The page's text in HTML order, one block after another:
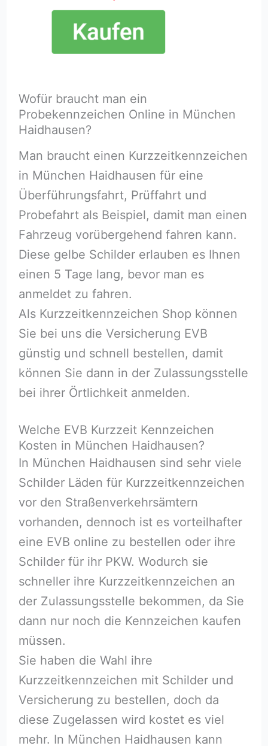
Wofür braucht man ein
Probekennzeichen Online in München
Haidhausen?
Man braucht einen Kurzzeitkennzeichen
in München Haidhausen für eine
Überführungsfahrt, Prüffahrt und
Probefahrt als Beispiel, damit man einen
Fahrzeug vorübergehend fahren kann.
Diese gelbe Schilder erlauben es Ihnen
einen 5 Tage lang, bevor man es
anmeldet zu fahren.
Als Kurzzeitkennzeichen Shop können
Sie bei uns die Versicherung EVB
günstig und schnell bestellen, damit
können Sie dann in der Zulassungsstelle
bei ihrer Örtlichkeit anmelden.
Welche EVB Kurzzeit Kennzeichen
Kosten in München Haidhausen?
In München Haidhausen sind sehr viele
Schilder Läden für Kurzzeitkennzeichen
vor den Straßenverkehrsämtern
vorhanden, dennoch ist es vorteilhafter
eine EVB online zu bestellen oder ihre
Schilder für ihr PKW. Wodurch sie
schneller ihre Kurzzeitkennzeichen an
der Zulassungsstelle bekommen, da Sie
dann nur noch die Kennzeichen kaufen
müssen.
Sie haben die Wahl ihre
Kurzzeitkennzeichen mit Schilder und
Versicherung zu bestellen, doch da
diese Zugelassen wird kostet es viel
mehr. In München Haidhausen kann